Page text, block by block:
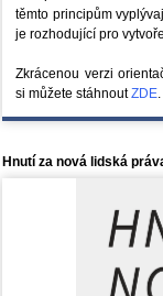
těmto principům
je rozhodující pro
Zkrácenou verzi
si můžete stáhnoutZDE.
Hnutí za nová lidská